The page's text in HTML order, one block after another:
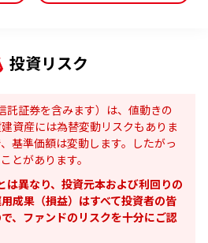
投資リスク
託証券を含みます）は、値動きの
資産には為替変動リスクもありま
基準価額は変動します。したがっ
とがあります。
は異なり、投資元本および利回りの
成果（損益）はすべて投資者の皆
、ファンドのリスクを十分にご認